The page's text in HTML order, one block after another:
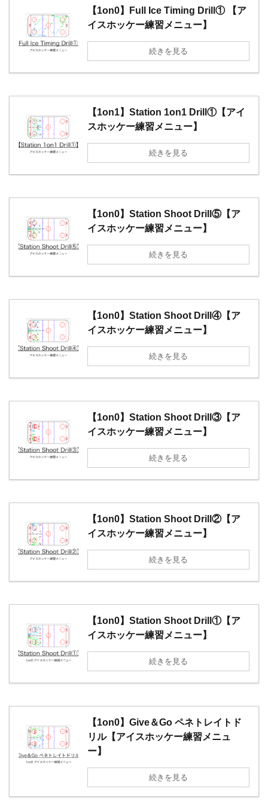
【1on0】Full Ice Timing Drill① 【ア
イスホッケー練習メニュー】
続きを見る
【1on1】Station 1on1 Drill①【アイ
スホッケー練習メニュー】
続きを見る
【1on0】Station Shoot Drill⑤【ア
イスホッケー練習メニュー】
続きを見る
【1on0】Station Shoot Drill④【ア
イスホッケー練習メニュー】
続きを見る
【1on0】Station Shoot Drill③【ア
イスホッケー練習メニュー】
続きを見る
【1on0】Station Shoot Drill②【ア
イスホッケー練習メニュー】
続きを見る
【1on0】Station Shoot Drill①【ア
イスホッケー練習メニュー】
続きを見る
【1on0】Give＆Go ペネトレイトド
リル【アイスホッケー練習メニュ
ー】
続きを見る